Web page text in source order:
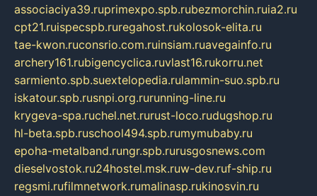
associaciya39.ruprimexpo.spb.rubezmorchin.ruia2.ru
cpt21.ruispecspb.ruregahost.rukolosok-elita.ru
tae-kwon.ruconsrio.com.ruinsiam.ruavegainfo.ru
archery161.rubigencyclica.ruvlast16.rukorru.net
sarmiento.spb.suextelopedia.rulammin-suo.spb.ru
iskatour.spb.rusnpi.org.rurunning-line.ru
krygeva-spa.ruchel.net.rurust-loco.rudugshop.ru
hl-beta.spb.ruschool494.spb.rumymubaby.ru
epoha-metalband.rungr.spb.rurusgosnews.com
dieselvostok.ru24hostel.msk.ruw-dev.ruf-ship.ru
regsmi.rufilmnetwork.rumalinasp.rukinosvin.ru